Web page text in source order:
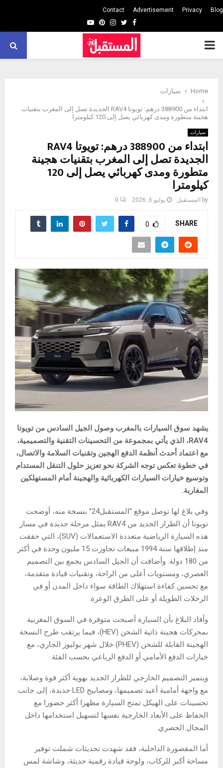
Blog
Privacy
Advertisement
Contact
Facebook
Twitter
Instagram
Pinterest
Youtube
PRIMARY
Home سيارات
ابتداء من 388900 درهم: تويوتا RAV4 الجديدة تصل إلى المغرب بتقنيات
هجينة متطورة ومدى كهربائي يصل إلى 120 كيلومترا
سيارات
ابتداء من 388900 درهم: تويوتا RAV4
الجديدة تصل إلى المغرب بتقنيات هجينة
متطورة ومدى كهربائي يصل إلى 120
كيلومترا
by المستقبل يوليو 6, 2026 0
SHARE
0
يشهد سوق السيارات بالمغرب وصول الجيل السادس من تويوتا
RAV4، الذي يأتي بمجموعة من التحسينات التقنية والتصميمية،
مع اعتماد أحدث أنظمة الدفع الهجين وتقنيات السلامة والاتصال،
في خطوة تعكس توجه الشركة نحو تعزيز حلول التنقل المستدام
وتوسيع خيارات السيارات الكهربائية والهجينة أمام المستهلكين
المغاربة.
وفي بلاغ لها توصل موقع “المستقبل24” بنسخة منه، أوضحت
تويوتا أن الطراز الجديد من RAV4 يمثل مرحلة جديدة في مسار
هذه السيارة الرياضية متعددة الاستعمالات (SUV)، التي حققت
منذ إطلاقها سنة 1994 مبيعات تجاوزت 15 مليون وحدة في أكثر
من 180 دولة. وأضافت أن الجيل السادس يجمع بين التصميم
العصري، ومستويات أعلى من الراحة، وتقنيات قيادة متقدمة،
مع تحسين كفاءة استهلاك الطاقة سواء داخل المدن أو في
الرحلات الطويلة أو على الطرق الوعرة.
وأفاد البلاغ بأن السيارة أصبحت متوفرة في السوق المغربية
بمحركات هجينة ذاتية الشحن (HEV)، فيما يرتقب طرح النسخة
الهجينة القابلة للشحن (PHEV) خلال شهر يوليوز الجاري، مع
خيارات الدفع الأمامي أو الدفع الرباعي بحسب الفئة.
ويتميز التصميم الخارجي للطراز الجديد بهوية أكثر قوة وصلابة،
مع واجهة أمامية أعيد تصميمها، ومصابيح LED جديدة، إلى جانب
تحسينات على الهيكل تمنح السيارة مظهرا أكثر حضورا مع
الحفاظ على الأبعاد الخارجية نفسها لتسهيل استخدامها داخل
المجال الحضري.
أما المقصورة الداخلية، فقد شهدت تحديثات شملت توفير
مساحة أكبر للركاب، ولوحة قيادة رقمية حديثة، وشاشة لمس